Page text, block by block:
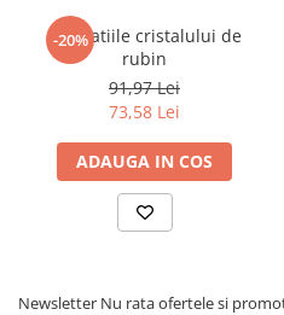
-20%
Revelatiile cristalului de
rubin
91,97 Lei
73,58 Lei
ADAUGA IN COS
Newsletter Nu rata ofertele si